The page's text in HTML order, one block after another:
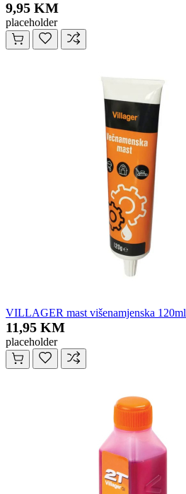
9,95 KM
placeholder
VILLAGER mast višenamjenska 120ml
11,95 KM
placeholder